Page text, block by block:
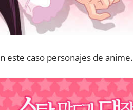
este caso personajes de anime.